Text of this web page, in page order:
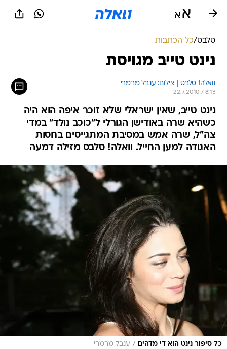
סלבס/כל הכתבות
נינט טייב מגויסת
וואלה! סלבס | צילום: ענבל מרמרי
22.7.2010 / 8:13
נינט טייב, שאין ישראלי שלא זוכר איפה הוא היה
כשהיא שרה באודישן הגורלי ל"כוכב נולד" במדי
צה"ל, שרה אמש במסיבת המתגייסים בחסות
האגודה למען החייל. וואלה! סלבס מזילה דמעה
כל סיפור נינט הוא די מדהים / ענבל מרמרי